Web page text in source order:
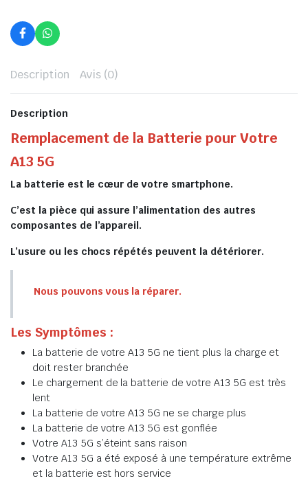
Description Avis (0)
Description
Remplacement de la Batterie pour Votre
A13 5G
La batterie est le cœur de votre smartphone.
C’est la pièce qui assure l’alimentation des autres
composantes de l’appareil.
L’usure ou les chocs répétés peuvent la détériorer.
Nous pouvons vous la réparer.
Les Symptômes :
La batterie de votre A13 5G ne tient plus la charge et
doit rester branchée
Le chargement de la batterie de votre A13 5G est très
lent
La batterie de votre A13 5G ne se charge plus
La batterie de votre A13 5G est gonflée
Votre A13 5G s’éteint sans raison
Votre A13 5G a été exposé à une température extrême
et la batterie est hors service